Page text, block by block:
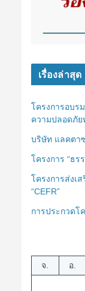
เรื่องล่าสุด
โครงการอบร
ความปลอดภัย
บริษัท แลคตา
โครงการ “ธร
โครงการส่งเ
“CEFR”
การประกวดโ
จ.
อ.